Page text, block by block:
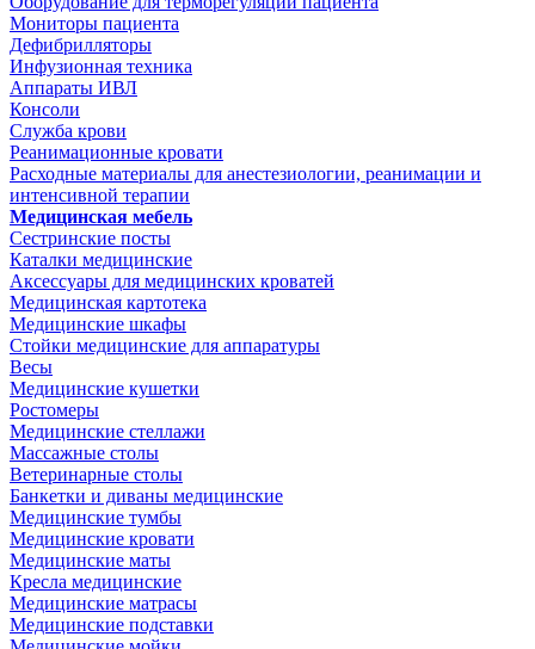
Мониторы пациента
Дефибрилляторы
Инфузионная техника
Аппараты ИВЛ
Консоли
Служба крови
Реанимационные кровати
Расходные материалы для анестезиологии, реанимации и
интенсивной терапии
Медицинская мебель
Сестринские посты
Каталки медицинские
Аксессуары для медицинских кроватей
Медицинская картотека
Медицинские шкафы
Стойки медицинские для аппаратуры
Весы
Медицинские кушетки
Ростомеры
Медицинские стеллажи
Массажные столы
Ветеринарные столы
Банкетки и диваны медицинские
Медицинские тумбы
Медицинские кровати
Медицинские маты
Кресла медицинские
Медицинские матрасы
Медицинские подставки